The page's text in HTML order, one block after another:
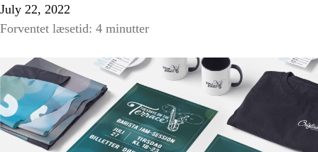
July 22, 2022
Forventet læsetid: 4 minutter